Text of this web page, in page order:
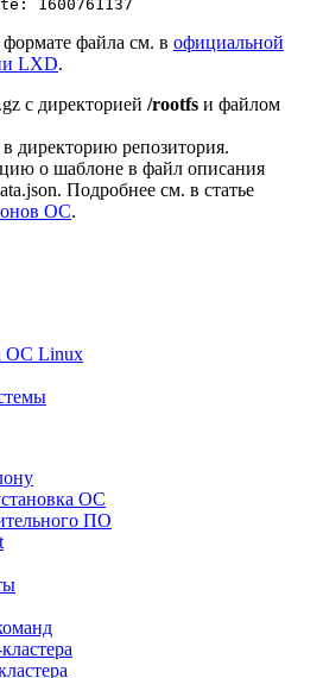
1600761137
файла см. в официальной
LXD.
с директорией /rootfs и файлом
директорию репозитория.
о шаблоне в файл описания
Подробнее см. в статье
ОС.
ОС Linux
ОС
ПО